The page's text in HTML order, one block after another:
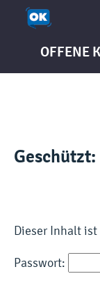
OFFENE
Dieser Inhalt
Passwort: